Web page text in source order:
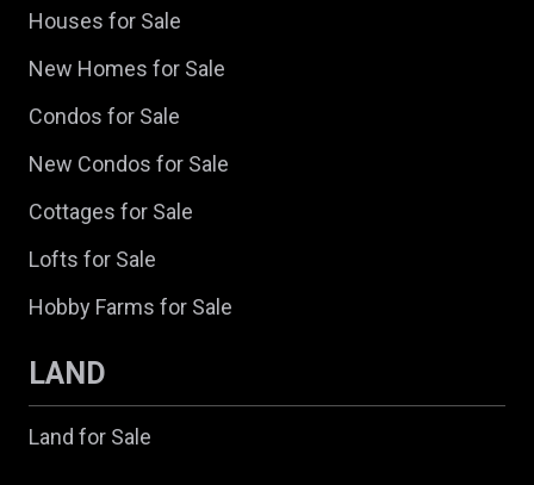
Houses for Sale
New Homes for Sale
Condos for Sale
New Condos for Sale
Cottages for Sale
Lofts for Sale
Hobby Farms for Sale
LAND
Land for Sale